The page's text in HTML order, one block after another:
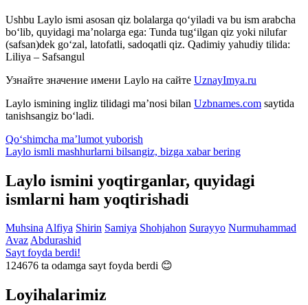
Ushbu Laylo ismi asosan qiz bolalarga qo‘yiladi va bu ism arabcha
bo‘lib, quyidagi ma’nolarga ega: Tunda tug‘ilgan qiz yoki nilufar
(safsan)dek go‘zal, latofatli, sadoqatli qiz. Qadimiy yahudiy tilida:
Liliya – Safsangul
Узнайте значение имени Laylo на сайте UznayImya.ru
Laylo ismining ingliz tilidagi ma’nosi bilan Uzbnames.com saytida
tanishsangiz bo‘ladi.
Qo‘shimcha ma’lumot yuborish
Laylo ismli mashhurlarni bilsangiz, bizga xabar bering
Laylo ismini yoqtirganlar, quyidagi
ismlarni ham yoqtirishadi
MuhsinaAlfiya Shirin Samiya Shohjahon Surayyo Nurmuhammad
AvazAbdurashid
Sayt foyda berdi!
124676 ta odamga sayt foyda berdi 😊
Loyihalarimiz